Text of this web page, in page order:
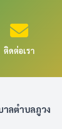
ติดต่อเรา
ลตำบลภูวง